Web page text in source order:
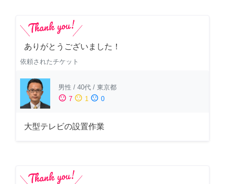
ありがとうございました！
依頼されたチケット
男性 / 40代 / 東京都
sentiment_satisfied 7 sentiment_neutral 1 sentiment_dissatisfied 0
大型テレビの設置作業